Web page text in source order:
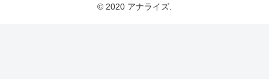
© 2020 アナライズ.